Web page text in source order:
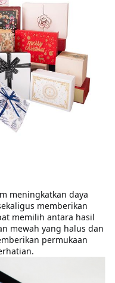
meningkatkan daya
memberikan
memilih antara hasil
mewah yang halus dan
permukaan